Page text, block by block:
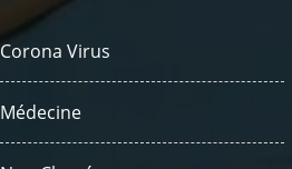
Corona Virus
Médecine